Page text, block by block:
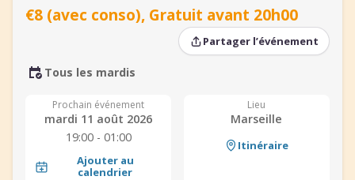
Vidéos
Glossaire
Boutique
››
€8 (avec conso), Gratuit avant 20h00
Partager l’événement
Tous les mardis
Prochain événement
mardi 11 août 2026
19:00 - 01:00
Ajouter au
calendrier
Lieu
Marseille
Itinéraire